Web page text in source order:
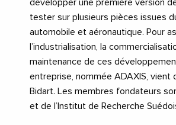
développer une première version de
tester sur plusieurs pièces issues
automobile et aéronautique. Pour
l’industrialisation, la
maintenance de ces
entreprise, nommée ADAXIS, vient
Bidart. Les membres fondateurs
et de l’Institut de Recherche